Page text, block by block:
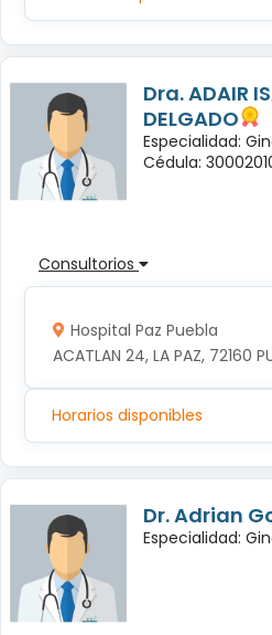
Dra. ADAIR
DELGADO
Especialidad:
Cédula:
Consultorios
Hospital Paz Puebla
ACATLAN 24, LA PAZ, 72160
Horarios disponibles
Dr. Adrian
Especialidad: